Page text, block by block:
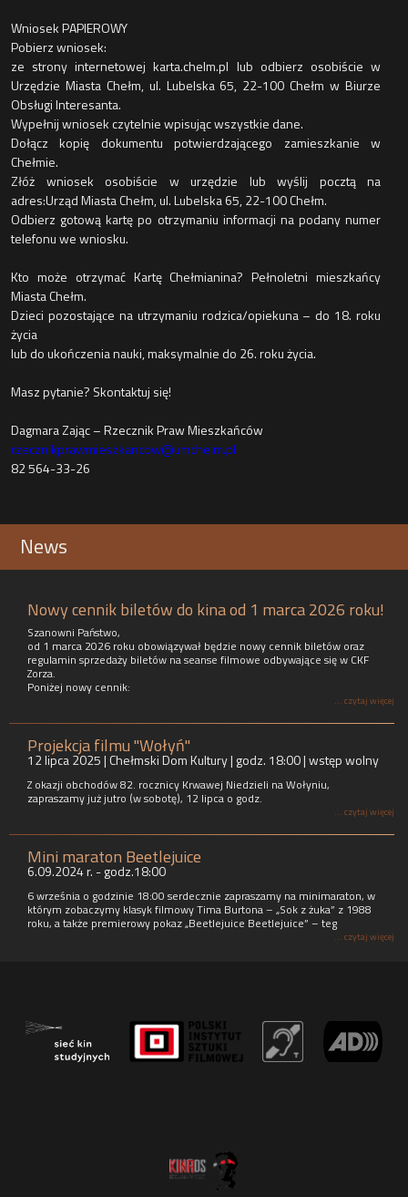
Wniosek PAPIEROWY
Pobierz wniosek:
ze strony internetowej karta.chelm.pl lub odbierz osobiście w
Urzędzie Miasta Chełm, ul. Lubelska 65, 22-100 Chełm w Biurze
Obsługi Interesanta.
Wypełnij wniosek czytelnie wpisując wszystkie dane.
Dołącz kopię dokumentu potwierdzającego zamieszkanie w
Chełmie.
Złóż wniosek osobiście w urzędzie lub wyślij pocztą na
adres:Urząd Miasta Chełm, ul. Lubelska 65, 22-100 Chełm.
Odbierz gotową kartę po otrzymaniu informacji na podany numer
telefonu we wniosku.
Kto może otrzymać Kartę Chełmianina? Pełnoletni mieszkańcy
Miasta Chełm.
Dzieci pozostające na utrzymaniu rodzica/opiekuna – do 18. roku
życia
lub do ukończenia nauki, maksymalnie do 26. roku życia.
Masz pytanie? Skontaktuj się!
Dagmara Zając – Rzecznik Praw Mieszkańców
rzecznikprawmieszkancow@umchelm.pl
82 564-33-26
News
Nowy cennik biletów do kina od 1 marca 2026 roku!
Szanowni Państwo,
od 1 marca 2026 roku obowiązywał będzie nowy cennik biletów oraz
regulamin sprzedaży biletów na seanse filmowe odbywające się w CKF
Zorza.
Poniżej nowy cennik:
... czytaj więcej
Projekcja filmu "Wołyń"
12 lipca 2025 | Chełmski Dom Kultury | godz. 18:00 | wstęp wolny
Z okazji obchodów 82. rocznicy Krwawej Niedzieli na Wołyniu,
zapraszamy już jutro (w sobotę), 12 lipca o godz.
... czytaj więcej
Mini maraton Beetlejuice
6.09.2024 r. - godz.18:00
6 września o godzinie 18:00 serdecznie zapraszamy na minimaraton, w
którym zobaczymy klasyk filmowy Tima Burtona – „Sok z żuka” z 1988
roku, a także premierowy pokaz „Beetlejuice Beetlejuice” – teg
... czytaj więcej
Centrum Kultury Filmowej ZORZA jest wyposażone w zestaw do projekcji
filmów posiadających suplement z audiodeskrypcją, czyli system
umożliwiający odbiór filmu osobom ze specjalnymi potrzebami.
... czytaj więcej
Filmowa Noc Sylwestrowa 2022-2023
CKF ZORZA 31.12.2022, godz. 19:00